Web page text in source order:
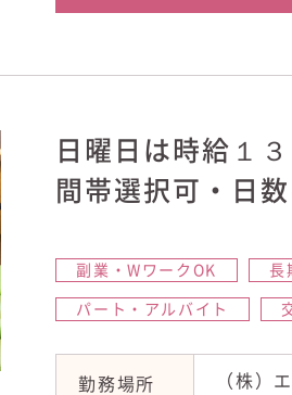
日曜日は時給１
間帯選択可・日
副業・WワークOK 長
パート・アルバイト
勤務場所 （株）